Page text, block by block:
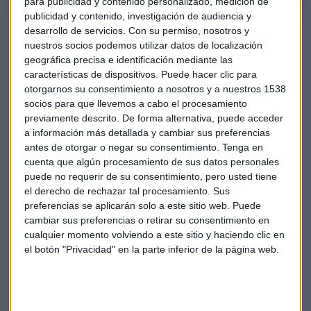
publicidad y contenido, investigación de audiencia y
desarrollo de servicios. Con su permiso, nosotros y
nuestros socios podemos utilizar datos de localización
geográfica precisa e identificación mediante las
características de dispositivos. Puede hacer clic para
otorgarnos su consentimiento a nosotros y a nuestros 1538
socios para que llevemos a cabo el procesamiento
previamente descrito. De forma alternativa, puede acceder
a información más detallada y cambiar sus preferencias
antes de otorgar o negar su consentimiento. Tenga en
cuenta que algún procesamiento de sus datos personales
puede no requerir de su consentimiento, pero usted tiene
el derecho de rechazar tal procesamiento. Sus
preferencias se aplicarán solo a este sitio web. Puede
cambiar sus preferencias o retirar su consentimiento en
cualquier momento volviendo a este sitio y haciendo clic en
el botón "Privacidad" en la parte inferior de la página web.
Uno de los ingredientes de este caos puede ser la inflación
que sigue disparada, aunque para los analistas de JP
MorganAM "nos tenemos que acostumbrar en los próximos
meses a tener una inflación más alta". No obstante, son
optimistas, porque "en los próximos meses vamos a ver
cómo se modera".
Corrección JP Morgan AM
JP Morgan Asset Managament Inflación